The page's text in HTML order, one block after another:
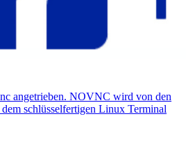
angetrieben. NOVNC wird von den
schlüsselfertigen Linux Terminal